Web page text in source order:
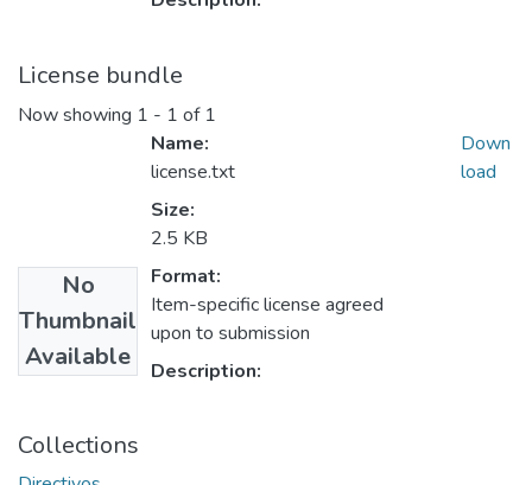
License bundle
Now showing 1 - 1 of 1
No
Thumbnail
Available
Name:
license.txt
Size:
2.5 KB
Format:
Item-specific license agreed
upon to submission
Description:
Down
load
Collections